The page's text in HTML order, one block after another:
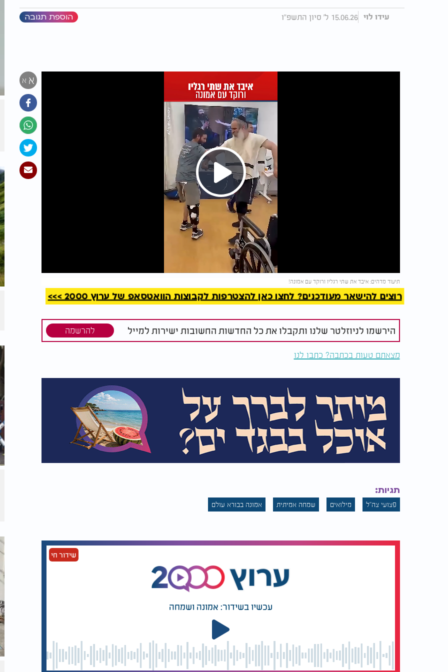
עידו לוי 15.06.26 ל' סיון התשפ"ו הוספת תגובה
א א
Play
Video
תיעוד מדהים: איבד את שתי רגליו ורוקד עם אמונה!
להמשך קריאה
רוצים להישאר מעודכנים? לחצו כאן להצטרפות לקבוצות הוואטסאפ של ערוץ 2000 >>>
הירשמו לניוזלטר שלנו ותקבלו את כל החדשות החשובות ישירות למייל להרשמה
מצאתם טעות בכתבה? כתבו לנו
תגיות:
פצועי צה"ל מילואים שמחה אמיתית אמונה בבורא עולם
שידור חי
עכשיו בשידור: אמונה ושמחה